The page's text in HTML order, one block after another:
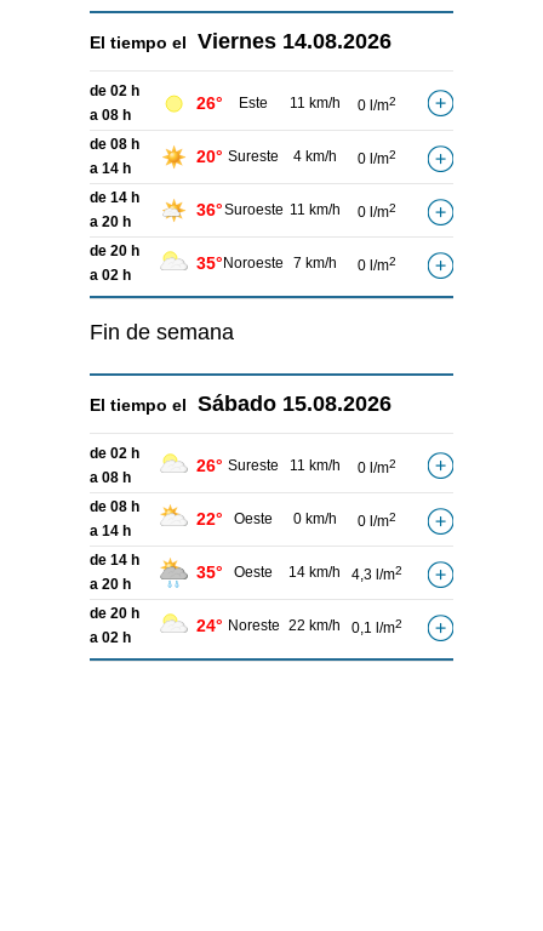
El tiempo el Viernes 14.08.2026
de 02 h
a 08 h
26° Este 11 km/h 0 l/m2
de 08 h
a 14 h
20° Sureste 4 km/h 0 l/m2
de 14 h
a 20 h
36°Suroeste 11 km/h 0 l/m2
de 20 h
a 02 h
35° Noroeste 7 km/h 0 l/m2
Fin de semana
El tiempo el Sábado 15.08.2026
de 02 h
a 08 h
26° Sureste 11 km/h 0 l/m2
de 08 h
a 14 h
22° Oeste 0 km/h 0 l/m2
de 14 h
a 20 h
35° Oeste 14 km/h 4,3 l/m2
de 20 h
a 02 h
24° Noreste 22 km/h 0,1 l/m2